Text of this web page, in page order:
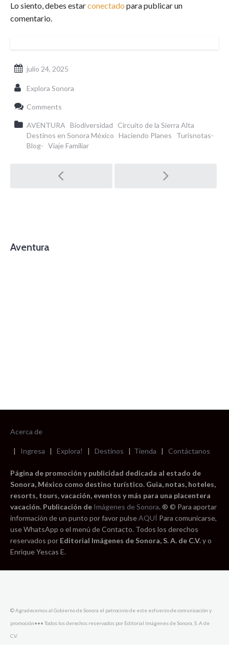
Lo siento, debes estarconectado para publicar un
comentario.
julio 24, 2025
Explora Sonora
Comments
AVENTURA Biodiversidad
Circuito de la Sierra Alta
Destinos en Sonora México Haciendo Planes
Turisnotas-
Blog- Viaje Familiar
Post
Aventura
Acerca de
| Ingresa | Explora! | Destinos | Tienda | Contáctanos
Página de promoción y publicidad dedicada al estado de
Sonora, México como destino turístico. Guia, notas, hoteles,
resorts, tours, vacación, eventos y más para una placentera
vacación. Publicación de Imágenes de Sonora. ® © Para aportar
información de un punto por favor pulseAQUÍ Para comunicarse,
use WhatsApp o el menú de Contacto. Todos los derechos
reservados por Editorial Imágenes de Sonora, S. A. de C.V.y o
Enrique Yescas E.
© Agradecemos al Gobierno de Sonora el patrocinio de este esfuerzo de comunicación y
promoción••• Todos los derechos reservados por Editorial Imágenes de Sonora, S. A de
C.V.